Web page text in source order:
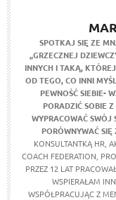
SPOTKAJ SIĘ ZE
„GRZECZNEJ
INNYCH I TAKĄ,
OD TEGO, CO INNI
PEWNOŚĆ SIEBIE-
PORADZIĆ SOBIE
WYPRACOWAĆ SWÓJ
PORÓWNYWAĆ
KONSULTANTKĄ HR,
COACH FEDERATION,
PRZEZ 12 LAT
WSPIERAŁAM
WSPÓŁPRACUJĄC Z